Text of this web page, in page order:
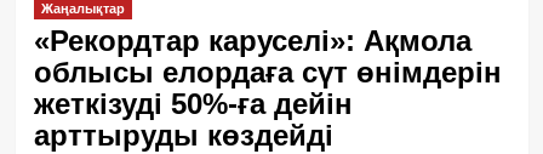
Жаңалықтар
«Рекордтар каруселі»: Ақмола
облысы елордаға сүт өнімдерін
жеткізуді 50%-ға дейін
арттыруды көздейді